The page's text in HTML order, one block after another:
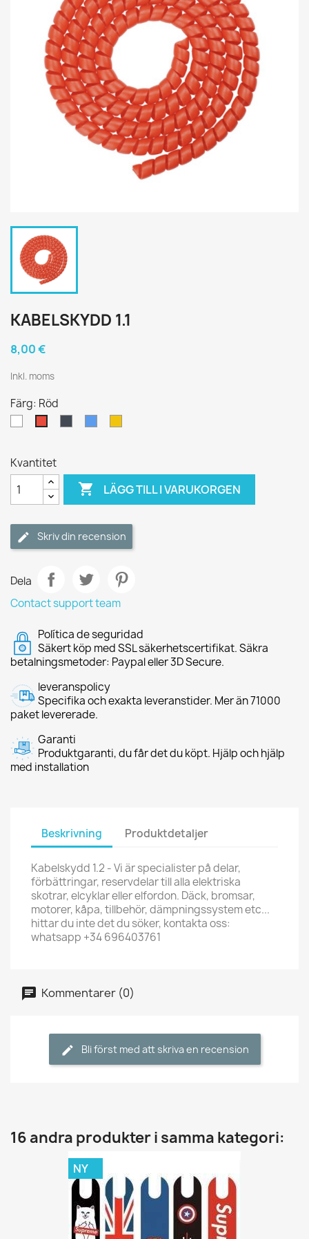
KABELSKYDD 1.1
8,00 €
Inkl. moms
Färg: Röd
Kvantitet
 LÄGG TILL I VARUKORGEN
Skriv din recension
Dela
Contact support team
Política de seguridad
Säkert köp med SSL säkerhetscertifikat. Säkra
betalningsmetoder: Paypal eller 3D Secure.
leveranspolicy
Specifika och exakta leveranstider. Mer än 71000
paket levererade.
Garanti
Produktgaranti, du får det du köpt. Hjälp och hjälp
med installation
Beskrivning Produktdetaljer
Kabelskydd 1.2 - Vi är specialister på delar,
förbättringar, reservdelar till alla elektriska
skotrar, elcyklar eller elfordon. Däck, bromsar,
motorer, kåpa, tillbehör, dämpningssystem etc...
hittar du inte det du söker, kontakta oss:
whatsapp +34 696403761
Kommentarer (0)
Bli först med att skriva en recension
16 andra produkter i samma kategori:
NY